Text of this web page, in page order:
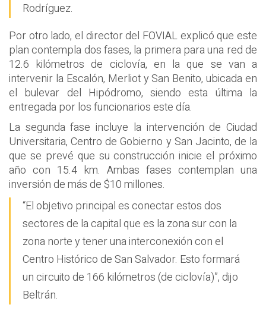
Rodríguez.
Por otro lado, el director del FOVIAL explicó que este
plan contempla dos fases, la primera para una red de
12.6 kilómetros de ciclovía, en la que se van a
intervenir la Escalón, Merliot y San Benito, ubicada en
el bulevar del Hipódromo, siendo esta última la
entregada por los funcionarios este día.
La segunda fase incluye la intervención de Ciudad
Universitaria, Centro de Gobierno y San Jacinto, de la
que se prevé que su construcción inicie el próximo
año con 15.4 km. Ambas fases contemplan una
inversión de más de $10 millones.
“El objetivo principal es conectar estos dos
sectores de la capital que es la zona sur con la
zona norte y tener una interconexión con el
Centro Histórico de San Salvador. Esto formará
un circuito de 166 kilómetros (de ciclovía)”, dijo
Beltrán.